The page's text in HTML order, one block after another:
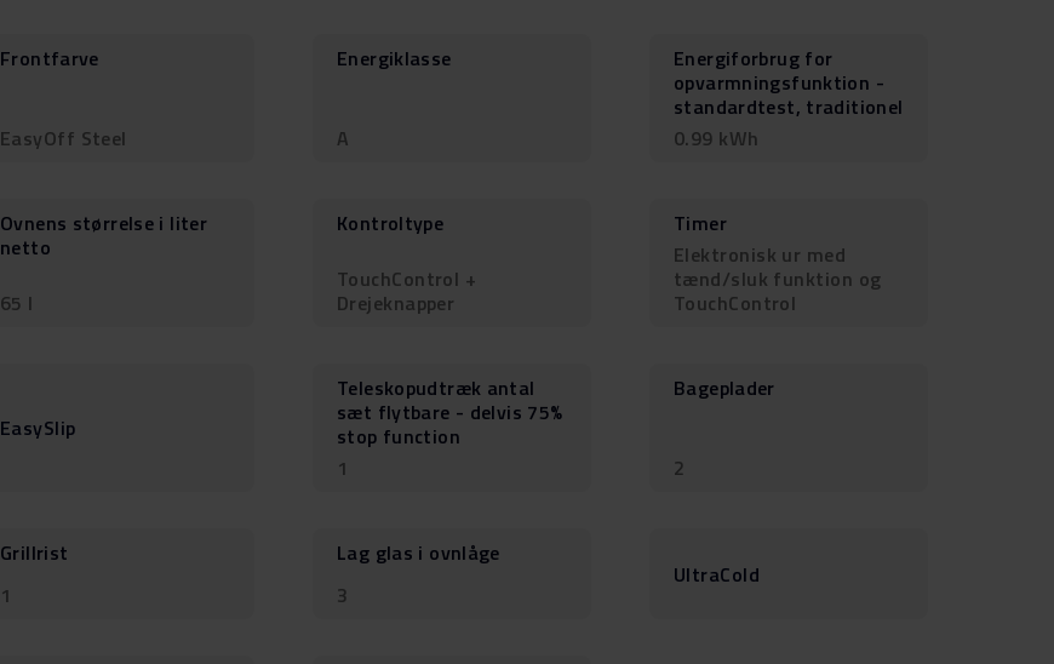
Frontfarve
EasyOff Steel
Energiklasse
A
Energiforbrug for
opvarmningsfunktion -
standardtest, traditionel
0.99 kWh
Ovnens størrelse i liter
netto
65 l
Kontroltype
TouchControl +
Drejeknapper
Timer
Elektronisk ur med
tænd/sluk funktion og
TouchControl
EasySlip
Teleskopudtræk antal
sæt flytbare - delvis 75%
stop function
1
Bageplader
2
Grillrist
1
Lag glas i ovnlåge
3
UltraCold